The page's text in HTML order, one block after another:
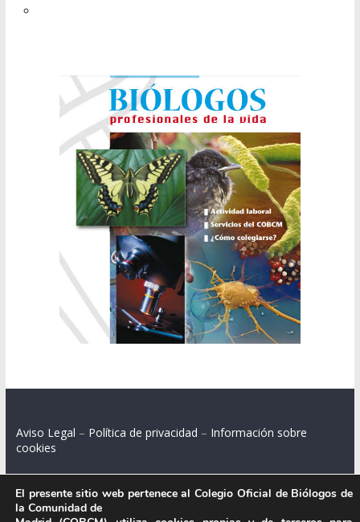
Aviso Legal – Política de privacidad – Información sobre
cookies
Colegio Oficial de Biólogos de la Comunidad de Madrid.
El presente sitio web pertenece al Colegio Oficial de Biólogos de
la Comunidad de